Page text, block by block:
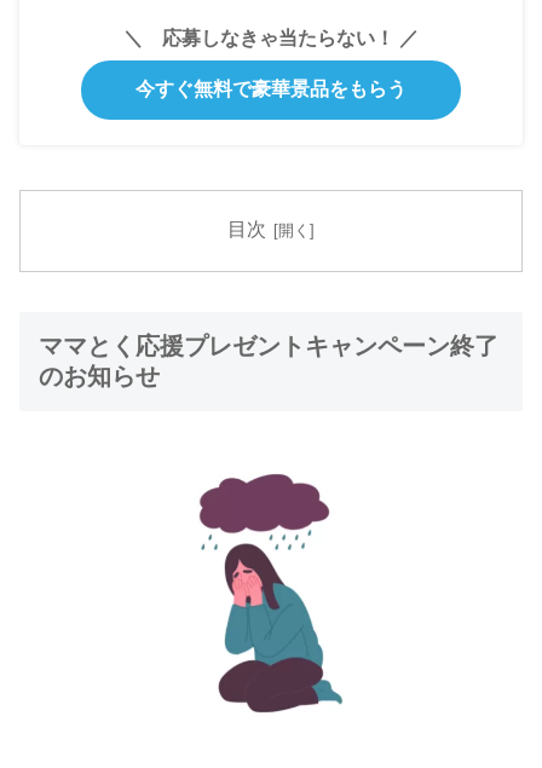
＼ 応募しなきゃ当たらない！ ／
今すぐ無料で豪華景品をもらう
目次
ママとく応援プレゼントキャンペーン終了
のお知らせ